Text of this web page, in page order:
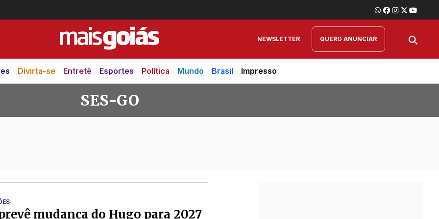
NEWSLETTER QUERO ANUNCIAR
Divirta-se Entretê Esportes Política Mundo Brasil Impresso
SES-GO
mudança do Hugo para 2027